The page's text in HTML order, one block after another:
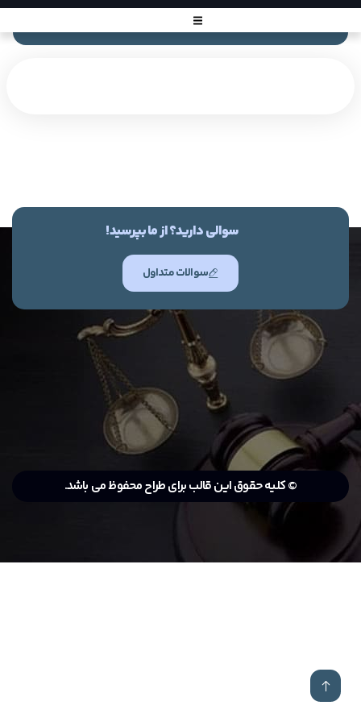
سوالی دارید؟ از ما بپرسید!
سوالات متداول
© کلیه حقوق این قالب برای طراح محفوظ می باشد.